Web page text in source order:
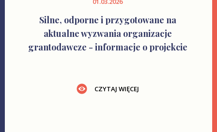
Silne, odporne i przygotowane na
aktualne wyzwania organizacje
grantodawcze - informacje o projekcie
CZYTAJ WIĘCEJ